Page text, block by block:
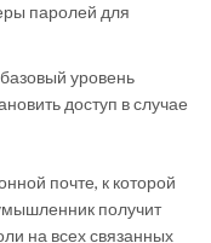
паролей для
уровень
доступ в случае
почте, к которой
получит
на всех связанных